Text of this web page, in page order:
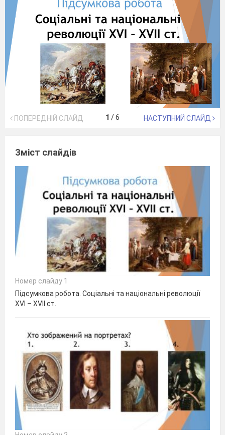
ПОПЕРЕДНІЙ СЛАЙД 1 /6 НАСТУПНИЙ СЛАЙД
Зміст слайдів
Номер слайду 1
Підсумкова робота. Соціальні та національні революції
XVI – XVII cт.